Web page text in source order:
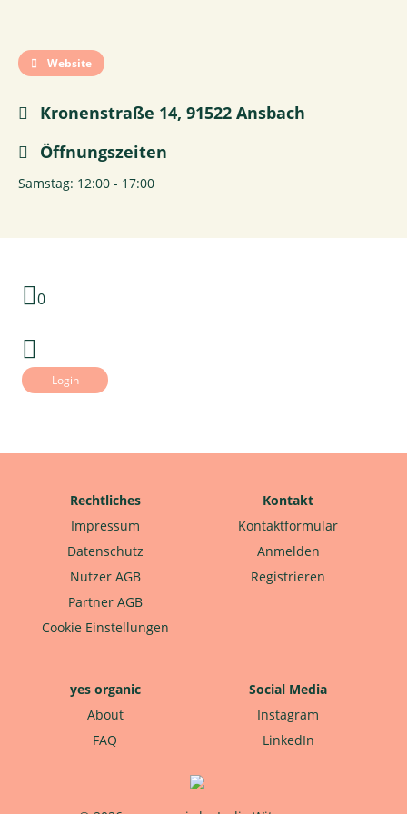
Website
Kronenstraße 14, 91522 Ansbach
Öffnungszeiten
Samstag: 12:00 - 17:00
0
Login
Rechtliches
Impressum
Datenschutz
Nutzer AGB
Partner AGB
Cookie Einstellungen
Kontakt
Kontaktformular
Anmelden
Registrieren
yes organic
About
FAQ
Social Media
Instagram
LinkedIn